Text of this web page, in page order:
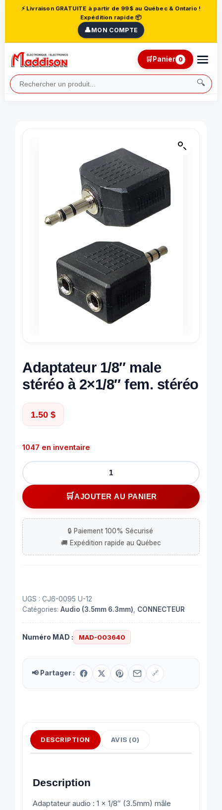
⚡ Livraison GRATUITE à partir de 99$ au Québec & Ontario !
Expédition rapide 📦
👤MON COMPTE
🔍
🛒Panier 0
Adaptateur 1/8″ male
stéréo à 2×1/8″ fem. stéréo
1.50 $
1047 en inventaire
quantité
de
Adaptateur
1/8"
stéréo
à
2x1/8"
AJOUTER AU PANIER
UGS : CJ6-0095 U-12
Catégories: Audio (3.5mm 6.3mm) CONNECTEUR
Numéro MAD : MAD-003640
📢 Partager : 🔗
DESCRIPTION AVIS (0)
Description
Adaptateur audio : 1 x 1/8″ (3.5mm) mâle